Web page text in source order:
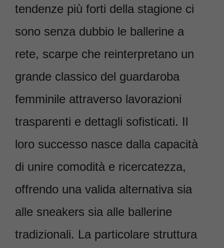
tendenze più forti della stagione ci
sono senza dubbio le ballerine a
rete, scarpe che reinterpretano un
grande classico del guardaroba
femminile attraverso lavorazioni
trasparenti e dettagli sofisticati. Il
loro successo nasce dalla capacità
di unire comodità e ricercatezza,
offrendo una valida alternativa sia
alle sneakers sia alle ballerine
tradizionali. La particolare struttura